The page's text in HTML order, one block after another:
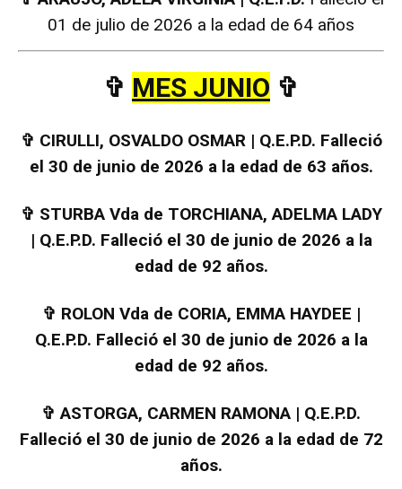
01 de julio de 2026 a la edad de 64 años
✞ MES JUNIO ✞
✞ CIRULLI, OSVALDO OSMAR | Q.E.P.D. Falleció
el 30 de junio de 2026 a la edad de 63 años.
✞ STURBA Vda de TORCHIANA, ADELMA LADY
| Q.E.P.D. Falleció el 30 de junio de 2026 a la
edad de 92 años.
✞ ROLON Vda de CORIA, EMMA HAYDEE |
Q.E.P.D. Falleció el 30 de junio de 2026 a la
edad de 92 años.
✞ASTORGA, CARMEN RAMONA | Q.E.P.D.
Falleció el 30 de junio de 2026 a la edad de 72
años.